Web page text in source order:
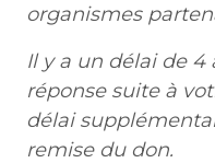
organismes
Il y a un délai de 4
réponse suite à
délai
remise du don.